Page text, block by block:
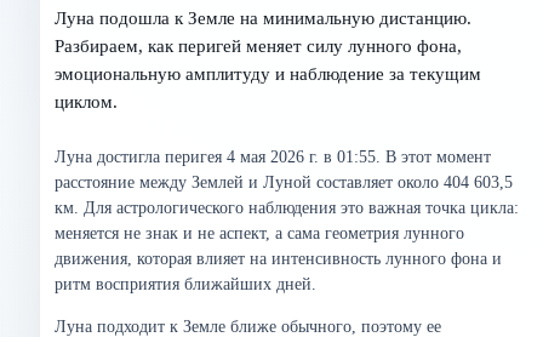
Луна подошла к Земле на минимальную дистанцию.
Разбираем, как перигей меняет силу лунного фона,
эмоциональную амплитуду и наблюдение за текущим
циклом.
Луна достигла перигея 4 мая 2026 г. в 01:55. В этот момент
расстояние между Землей и Луной составляет около 404 603,5
км. Для астрологического наблюдения это важная точка цикла:
меняется не знак и не аспект, а сама геометрия лунного
движения, которая влияет на интенсивность лунного фона и
ритм восприятия ближайших дней.
Луна подходит к Земле ближе обычного, поэтому ее